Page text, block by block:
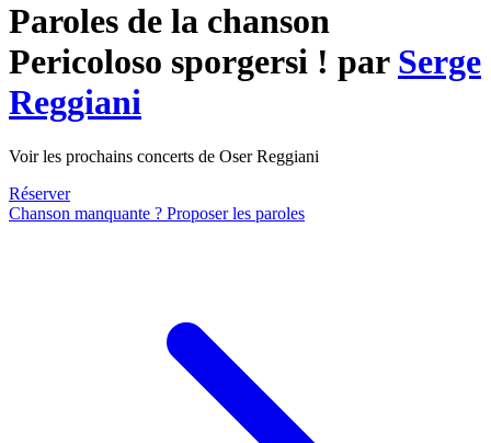
Paroles de la chanson
Pericoloso sporgersi ! par Serge
Reggiani
Voir les prochains concerts de Oser Reggiani
Réserver
Chanson manquante ? Proposer les paroles